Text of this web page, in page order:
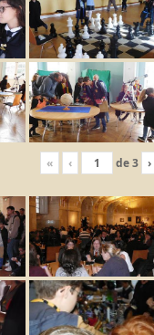
« ‹ de3 ›